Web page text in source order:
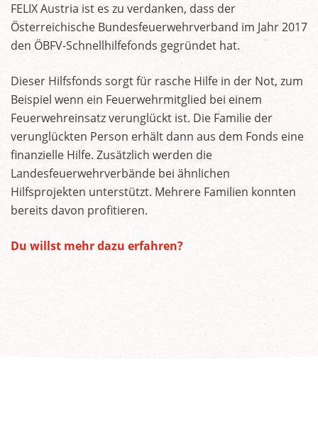
FELIX Austria ist es zu verdanken, dass der
Österreichische Bundesfeuerwehrverband im Jahr 2017
den ÖBFV-Schnellhilfefonds gegründet hat.
Dieser Hilfsfonds sorgt für rasche Hilfe in der Not, zum
Beispiel wenn ein Feuerwehrmitglied bei einem
Feuerwehreinsatz verunglückt ist. Die Familie der
verunglückten Person erhält dann aus dem Fonds eine
finanzielle Hilfe. Zusätzlich werden die
Landesfeuerwehrverbände bei ähnlichen
Hilfsprojekten unterstützt. Mehrere Familien konnten
bereits davon profitieren.
Du willst mehr dazu erfahren?